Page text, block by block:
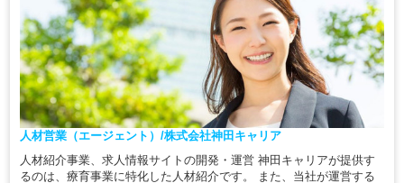
人材営業（エージェント）/株式会社神田キャリア
人材紹介事業、求人情報サイトの開発・運営 神田キャリアが提供す
るのは、療育事業に特化した人材紹介です。 また、当社が運営する